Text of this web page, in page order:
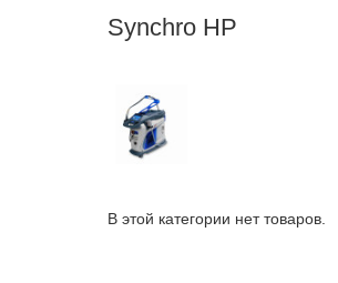
Synchro HP
В этой категории нет товаров.